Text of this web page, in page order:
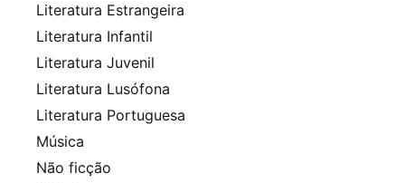
Literatura Estrangeira
Literatura Infantil
Literatura Juvenil
Literatura Lusófona
Literatura Portuguesa
Música
Não ficção